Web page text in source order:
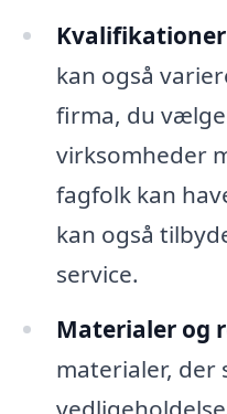
kan også
firma, du
virksomheder
fagfolk kan
kan også
service.
Materialer og
materialer, der